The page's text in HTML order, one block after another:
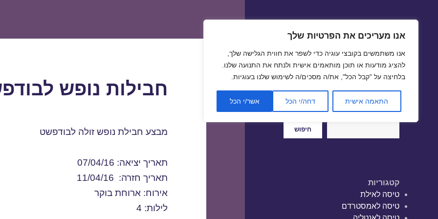
אנו מעריכים את הפרטיות שלך
אנו משתמשים בקובצי עוגיה כדי לשפר את חווית הגלישה שלך,
להציג מודעות או תוכן מותאמים אישית ולנתח את התנועה שלנו.
בלחיצה על "קבל הכל", את/ה מסכים/ה לשימוש שלנו בעוגיות.
התאמה אישית דחה/י הכל אשר/י הכל
טיסה זולה | טיסות זולות
חיפוש
חיפוש
קטגוריות
טיסה לאילת
טיסה לאמסטרדם
חבילות נופש לבודפשט 07/
מבצע חבילת נופש זולה לבודפשט
תאריך יציאה: 07/04/16
תאריך חזרה: 11/04/16
אירוח: ארוחת בוקר
לילות: 4